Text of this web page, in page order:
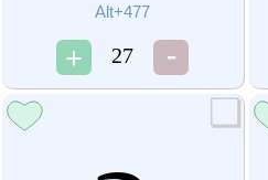
Alt+477
27